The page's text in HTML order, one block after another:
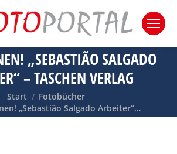
„SEBASTIÃO SALGADO
– TASCHEN VERLAG
hier:
Start
Fotobücher
„Sebastião Salgado Arbeiter“…